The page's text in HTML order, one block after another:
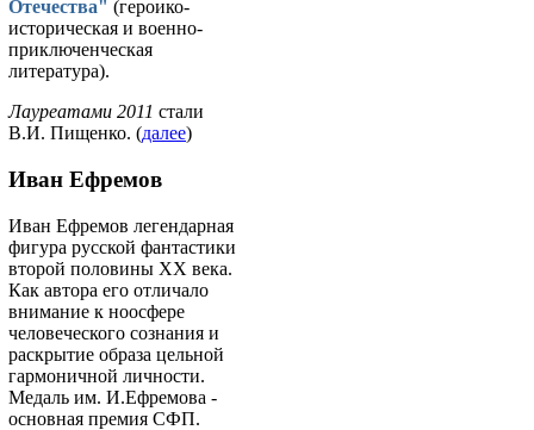
Отечества" (героико-
историческая и военно-
приключенческая
литература).
Лауреатами 2011 стали
В.И. Пищенко. (далее)
Иван Ефремов
Иван Ефремов легендарная
фигура русской фантастики
второй половины ХХ века.
Как автора его отличало
внимание к ноосфере
человеческого сознания и
раскрытие образа цельной
гармоничной личности.
Медаль им. И.Ефремова -
основная премия СФП.